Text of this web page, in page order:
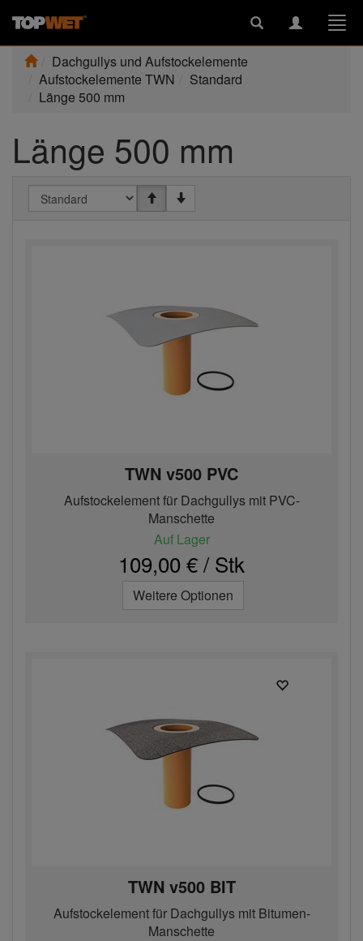
Toggle
Toggle
Dachgullys und Aufstockelemente
Aufstockelemente TWN
Standard
Länge 500 mm
Länge 500 mm
TWN v500 PVC
Aufstockelement für Dachgullys mit PVC-
Manschette
Auf Lager
109,00 € / Stk
Weitere Optionen
TWN v500 BIT
Aufstockelement für Dachgullys mit Bitumen-
Manschette